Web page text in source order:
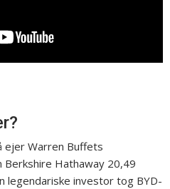
ejer Warren Buffets
Berkshire Hathaway 20,49
legendariske investor tog BYD-